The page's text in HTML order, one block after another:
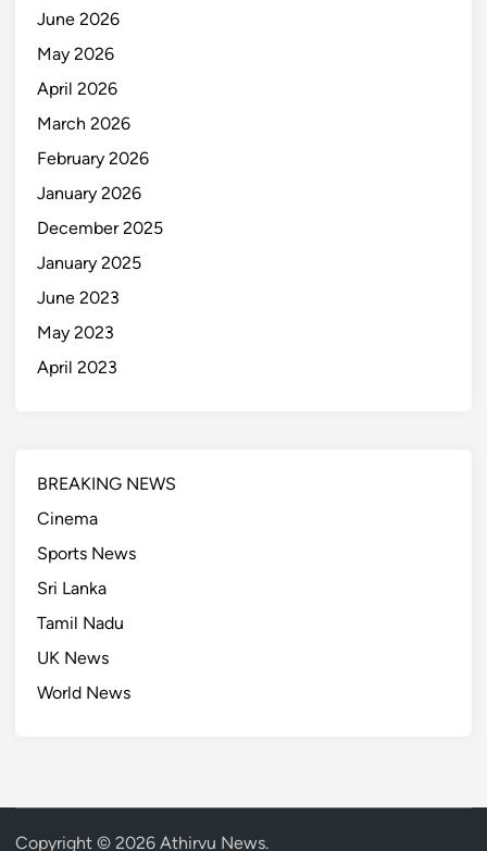
June 2026
May 2026
April 2026
March 2026
February 2026
January 2026
December 2025
January 2025
June 2023
May 2023
April 2023
BREAKING NEWS
Cinema
Sports News
Sri Lanka
Tamil Nadu
UK News
World News
Copyright © 2026 Athirvu News.